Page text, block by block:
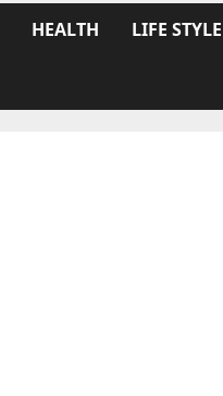
HEALTH LIFE STYLE